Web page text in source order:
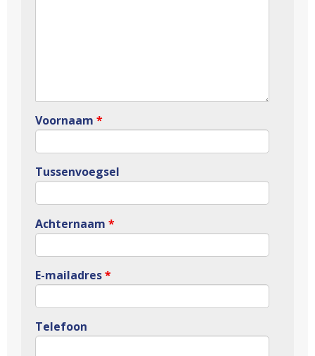
Voornaam *
Tussenvoegsel
Achternaam *
E-mailadres*
Telefoon